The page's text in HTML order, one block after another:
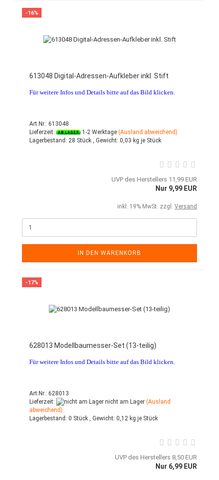
-16%
613048 Digital-Adressen-Aufkleber inkl. Stift
Für weitere Infos und Details bitte auf das Bild klicken.
Art.Nr.: 613048
Lieferzeit:
1-2 Werktage (Ausland abweichend)
Lagerbestand: 28 Stück , Gewicht: 0,03 kg je Stück
UVP des Herstellers 11,99 EUR
Nur 9,99 EUR
inkl. 19% MwSt. zzgl. Versand
IN DEN WARENKORB
-17%
628013 Modellbaumesser-Set (13-teilig)
Für weitere Infos und Details bitte auf das Bild klicken.
Art.Nr.: 628013
Lieferzeit:
nicht am Lager (Ausland
abweichend)
Lagerbestand: 0 Stück , Gewicht: 0,12 kg je Stück
UVP des Herstellers 8,50 EUR
Nur 6,99 EUR